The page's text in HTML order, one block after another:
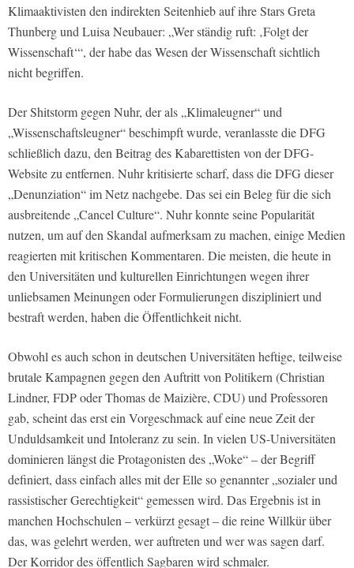
Klimaaktivisten den indirekten Seitenhieb auf ihre Stars Greta
Thunberg und Luisa Neubauer: „Wer ständig ruft: ‚Folgt der
Wissenschaft‘“, der habe das Wesen der Wissenschaft sichtlich
nicht begriffen.
Der Shitstorm gegen Nuhr, der als „Klimaleugner“ und
„Wissenschaftsleugner“ beschimpft wurde, veranlasste die DFG
schließlich dazu, den Beitrag des Kabarettisten von der DFG-
Website zu entfernen. Nuhr kritisierte scharf, dass die DFG dieser
„Denunziation“ im Netz nachgebe. Das sei ein Beleg für die sich
ausbreitende „Cancel Culture“. Nuhr konnte seine Popularität
nutzen, um auf den Skandal aufmerksam zu machen, einige Medien
reagierten mit kritischen Kommentaren. Die meisten, die heute in
den Universitäten und kulturellen Einrichtungen wegen ihrer
unliebsamen Meinungen oder Formulierungen diszipliniert und
bestraft werden, haben die Öffentlichkeit nicht.
Obwohl es auch schon in deutschen Universitäten heftige, teilweise
brutale Kampagnen gegen den Auftritt von Politikern (Christian
Lindner, FDP oder Thomas de Maizière, CDU) und Professoren
gab, scheint das erst ein Vorgeschmack auf eine neue Zeit der
Unduldsamkeit und Intoleranz zu sein. In vielen US-Universitäten
dominieren längst die Protagonisten des „Woke“ – der Begriff
definiert, dass einfach alles mit der Elle so genannter „sozialer und
rassistischer Gerechtigkeit“ gemessen wird. Das Ergebnis ist in
manchen Hochschulen – verkürzt gesagt – die reine Willkür über
das, was gelehrt werden, wer auftreten und wer was sagen darf.
Der Korridor des öffentlich Sagbaren wird schmaler.